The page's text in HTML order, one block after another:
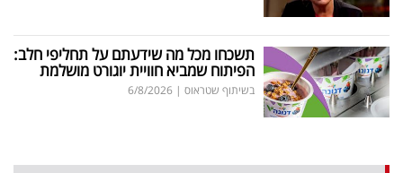
תשכחו מכל מה שידעתם על תחליפי חלב:
הפיתוח שמביא חוויית יוגורט מושלמת
בשיתוף שטראוס |
6/8/2026